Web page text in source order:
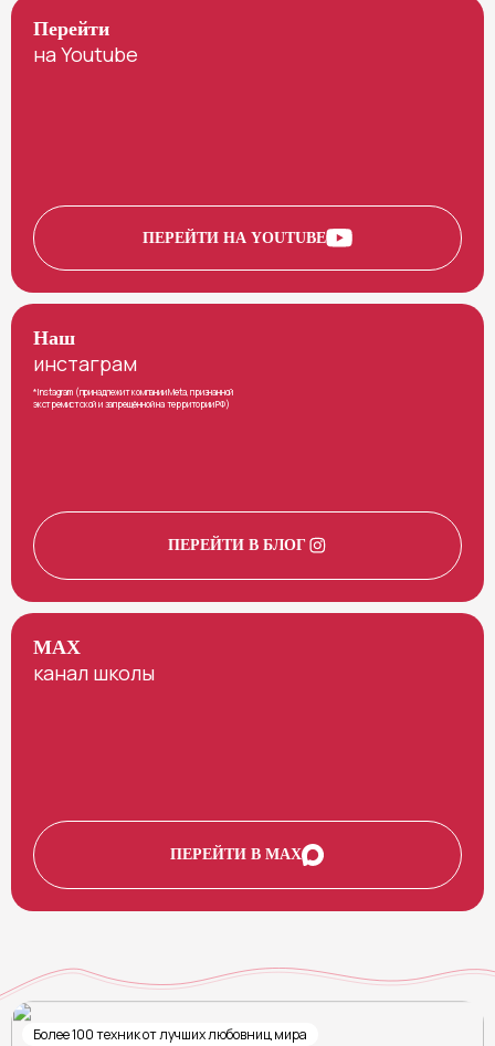
Перейти
на Youtube
ПЕРЕЙТИ НА YOUTUBE
Наш
инстаграм
*Instagram (принадлежит компании Meta, признанной
экстремистской и запрещённой на территории РФ)
ПЕРЕЙТИ В БЛОГ
MAX
канал школы
ПЕРЕЙТИ В MAX
Более 100 техник от лучших любовниц мира